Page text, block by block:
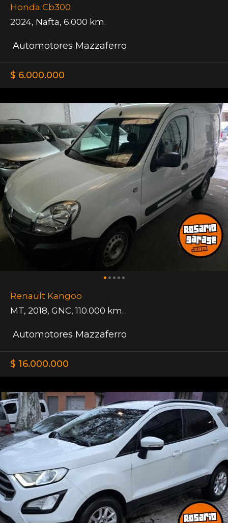
Honda Cb300
2024, Nafta, 6.000 km.
Automotores Mazzaferro
$ 6.000.000
Renault Kangoo
MT, 2018, GNC, 110.000 km.
Automotores Mazzaferro
$ 16.000.000